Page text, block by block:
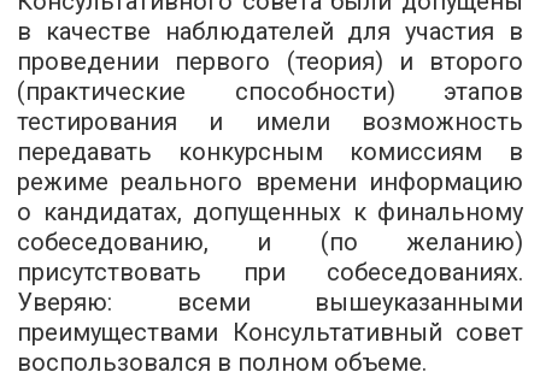
в качестве наблюдателей для участия в
проведении первого (теория) и второго
(практические способности) этапов
тестирования и имели возможность
передавать конкурсным комиссиям в
режиме реального времени информацию
о кандидатах, допущенных к финальному
собеседованию, и (по желанию)
присутствовать при собеседованиях.
Уверяю: всеми вышеуказанными
преимуществами Консультативный совет
воспользовался в полном объеме.